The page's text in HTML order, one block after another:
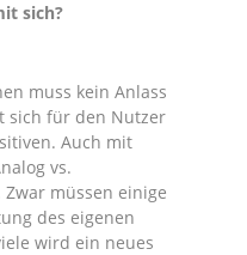
sich?
muss kein Anlass
sich für den Nutzer
Auch mit
vs.
müssen einige
des eigenen
wird ein neues